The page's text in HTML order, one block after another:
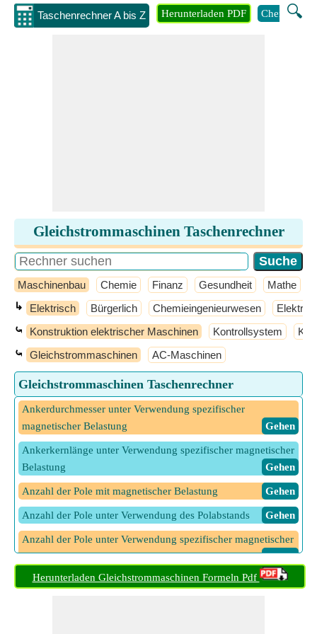
Taschenrechner A bis Z 🔍
Herunterladen PDF Chemie
Gleichstrommaschinen Taschenrechner
Maschinenbau Chemie Finanz Gesundheit Mathe
↳ Elektrisch Bürgerlich Chemieingenieurwesen
⤿ Konstruktion elektrischer Maschinen Kontrollsystem
⤿ Gleichstrommaschinen AC-Maschinen
Gleichstrommaschinen Taschenrechner
Ankerdurchmesser unter Verwendung spezifischer
magnetischer Belastung
​ Gehen
Ankerkernlänge unter Verwendung spezifischer magnetischer
Belastung
​ Gehen
Anzahl der Pole mit magnetischer Belastung ​ Gehen
Anzahl der Pole unter Verwendung des Polabstands ​ Gehen
Anzahl der Pole unter Verwendung spezifischer magnetischer
Belastung
​ Gehen
Ausgangskoeffizient DC ​ Gehen
Herunterladen Gleichstrommaschinen Formeln Pdf